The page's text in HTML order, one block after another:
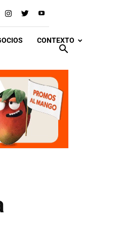
CONTEXTO